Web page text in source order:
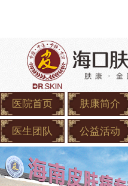
医院首页 肤康简介
医生团队 公益活动